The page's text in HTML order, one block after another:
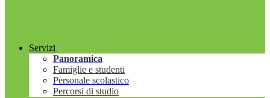
Servizi
Panoramica
Famiglie e studenti
Personale scolastico
Percorsi di studio